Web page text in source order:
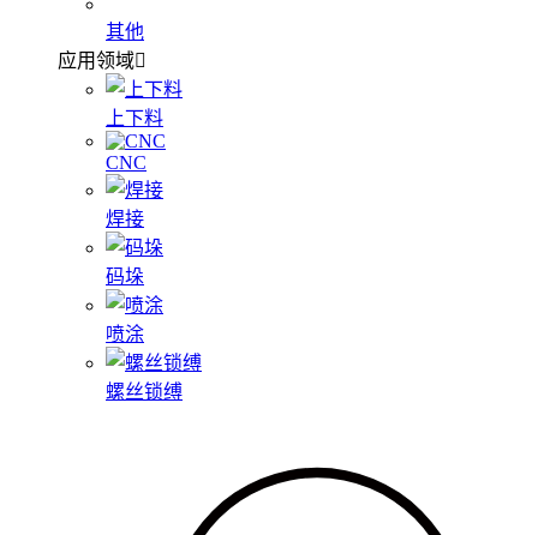
其他
应用领域
上下料
CNC
焊接
码垛
喷涂
螺丝锁缚